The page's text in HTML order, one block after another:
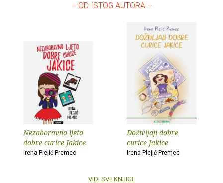
– OD ISTOG AUTORA –
Nezaboravno ljeto
dobre curice Jakice
Irena Plejić Premec
Doživljaji dobre
curice Jakice
Irena Plejić Premec
VIDI SVE KNJIGE